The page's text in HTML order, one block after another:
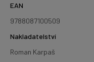
EAN
9788087100509
Nakladatelství
Roman Karpaš